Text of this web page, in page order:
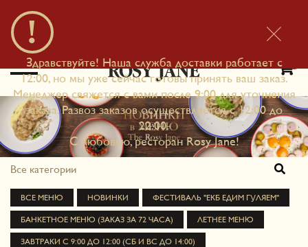
×
Здравствуйте! Наша служба доставки работает с
12:00, но мы уже сейчас готовы принять ваш заказ.
Менеджер свяжется с вами после 9:00 для уточнения
заказа. Развоз заказов осуществляется с 12:00 до
22:00.
С любовью, ресторан Rosy Jane!
Все категории
ВСЕ МЕНЮ НОВИНКИ ФЕСТИВАЛЬ "ЕКБ ЕДИМ ГУЛЯЕМ"
БАНКЕТНОЕ МЕНЮ (ЗАКАЗ ЗА 72 ЧАСА) ЛЕТНЕЕ МЕНЮ
ЗАВТРАКИ С 9:00 ДО 12:00 (СБ И ВС ДО 14:00)